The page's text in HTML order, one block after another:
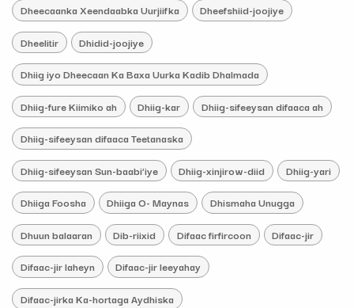
Dheecaanka Xeendaabka Uurjiifka Dheefshiid-joojiye
Dheelitir Dhidid-joojiye
Dhiig iyo Dheecaan Ka Baxa Uurka Kadib Dhalmada
Dhiig-fure Kiimiko ah Dhiig-kar Dhiig-sifeeysan difaaca ah
Dhiig-sifeeysan difaaca Teetanaska
Dhiig-sifeeysan Sun-baabi’iye Dhiig-xinjirow-diid Dhiig-yari
Dhiiga Foosha Dhiiga O- Maynas Dhismaha Unugga
Dhuun balaaran Dib-riixid Difaac firfircoon Difaac-jir
Difaac-jir laheyn Difaac-jir leeyahay
Difaac-jirka Ka-hortaga Aydhiska